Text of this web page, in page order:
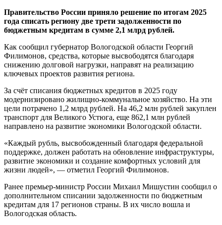
Правительство России приняло решение по итогам 2025
года списать региону две трети задолженности по
бюджетным кредитам в сумме 2,1 млрд рублей.
Как сообщил губернатор Вологодской области Георгий
Филимонов, средства, которые высвободятся благодаря
снижению долговой нагрузки, направят на реализацию
ключевых проектов развития региона.
За счёт списания бюджетных кредитов в 2025 году
модернизировано жилищно-коммунальное хозяйство. На эти
цели потрачено 1,2 млрд рублей. На 46,2 млн рублей закуплен
транспорт для Великого Устюга, еще 862,1 млн рублей
направлено на развитие экономики Вологодской области.
«Каждый рубль, высвобожденный благодаря федеральной
поддержке, должен работать на обновление инфраструктуры,
развитие экономики и создание комфортных условий для
жизни людей», — отметил Георгий Филимонов.
Ранее премьер-министр России Михаил Мишустин сообщил о
дополнительном списании задолженности по бюджетным
кредитам для 17 регионов страны. В их число вошла и
Вологодская область.